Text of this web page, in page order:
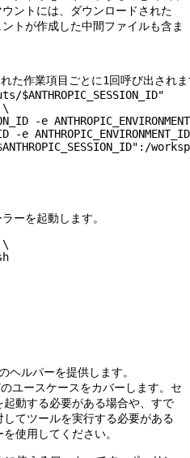
ントには、ダウンロードされた
トが作成した中間ファイルも含ま
作業項目ごとに1回呼び出されま
$ANTHROPIC_SESSION_ID"
\
-e
-e ANTHROPIC_ENVIRONMENT_ID
":/
ーを起動します。
\
ヘルパーを提供します。
ユースケースをカバーします。セ
動する必要がある場合や、すで
てツールを実行する必要がある
使用してください。